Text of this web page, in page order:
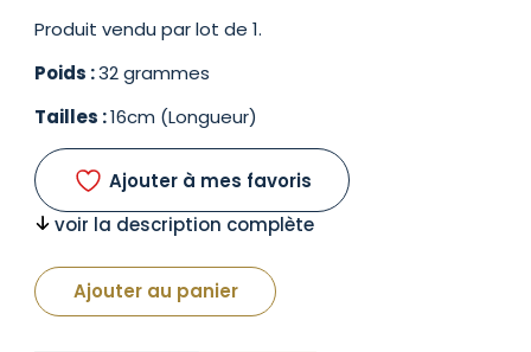
Produit vendu par lot de 1.
Poids :32 grammes
Tailles :16cm (Longueur)
Ajouter à mes favoris
voir la description complète
Ajouter au panier